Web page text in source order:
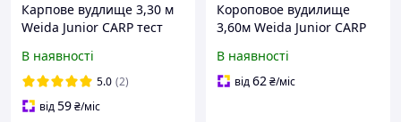
Карпове вудлище 3,30 м
Weida Junior CARP тест
В наявності
5.0 (2)
від59₴/міс
Короповое вудилище
3,60м Weida Junior CARP
В наявності
від62₴/міс